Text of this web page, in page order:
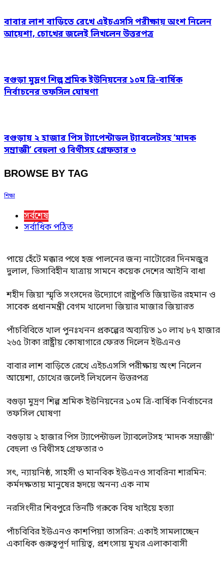
বাবার লাশ বাড়িতে রেখে এইচএসসি পরীক্ষায় অংশ নিলেন
আয়েশা, চোখের জলেই লিখলেন উত্তরপত্র
বগুড়া মুদ্রণ শিল্প শ্রমিক ইউনিয়নের ১০ম ত্রি-বার্ষিক
নির্বাচনের তফসিল ঘোষণা
বগুড়ায় ২ হাজার পিস ট্যাপেন্টাডল ট্যাবলেটসহ ‘মাদক
সম্রাজ্ঞী’ বেহুলা ও বিথীসহ গ্রেফতার ৩
BROWSE BY TAG
শিক্ষা
সর্বশেষ
সর্বাধিক পঠিত
পায়ে হেঁটে মক্কার পথে হজ পালনের জন্য নাটোরের দিনমজুর
দুলাল, ভিসাবিহীন যাত্রায় সামনে কয়েক দেশের আইনি বাধা
শহীদ জিয়া স্মৃতি সংসদের উদ্যোগে রাষ্ট্রপতি জিয়াউর রহমান ও
সাবেক প্রধানমন্ত্রী বেগম খালেদা জিয়ার মাজার জিয়ারত
পাঁচবিবিতে খাল পুনঃখনন প্রকল্পের অব্যয়িত ১০ লাখ ৮৭ হাজার
২৬৫ টাকা রাষ্ট্রীয় কোষাগারে ফেরত দিলেন ইউএনও
বাবার লাশ বাড়িতে রেখে এইচএসসি পরীক্ষায় অংশ নিলেন
আয়েশা, চোখের জলেই লিখলেন উত্তরপত্র
বগুড়া মুদ্রণ শিল্প শ্রমিক ইউনিয়নের ১০ম ত্রি-বার্ষিক নির্বাচনের
তফসিল ঘোষণা
বগুড়ায় ২ হাজার পিস ট্যাপেন্টাডল ট্যাবলেটসহ ‘মাদক সম্রাজ্ঞী’
বেহুলা ও বিথীসহ গ্রেফতার ৩
সৎ, ন্যায়নিষ্ঠ, সাহসী ও মানবিক ইউএনও সাবরিনা শারমিন:
কর্মদক্ষতায় মানুষের হৃদয়ে অনন্য এক নাম
নরসিংদীর শিবপুরে তিনটি গরুকে বিষ খাইয়ে হত্যা
পাঁচবিবির ইউএনও কাশপিয়া তাসরিন: একাই সামলাচ্ছেন
একাধিক গুরুত্বপূর্ণ দায়িত্ব, প্রশংসায় মুখর এলাকাবাসী